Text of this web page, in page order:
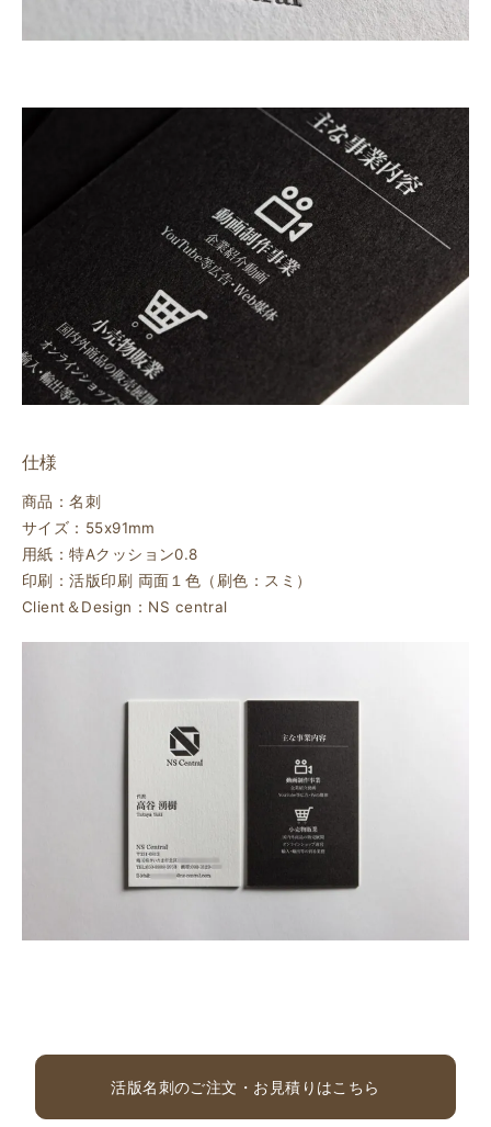
仕様
商品：名刺
サイズ：55x91mm
用紙：特Aクッション0.8
印刷：活版印刷 両面１色（刷色：スミ）
Client＆Design：NS central
活版名刺のご注文・お見積りはこちら